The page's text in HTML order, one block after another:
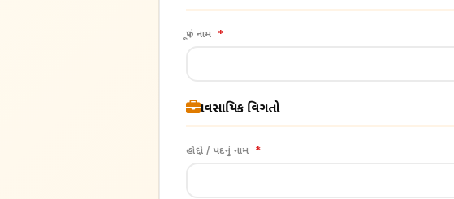
પૂરું નામ *
વ્યાવસાયિક વિગતો
હોદ્દો / પદનું નામ *